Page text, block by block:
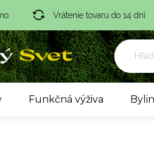
Vrátenie tovaru do 14 dní
Funkčná výživa